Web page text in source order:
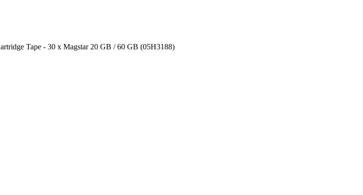
Tape - 30 x Magstar 20 GB / 60 GB (05H3188)